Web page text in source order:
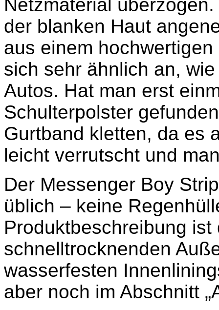
Netzmaterial
der blanken Haut
aus einem
sich sehr ähnlich an,
Autos. Hat man erst
Schulterpolster
Gurtband kletten, da es
leicht verrutscht und
Der Messenger Boy
üblich – keine
Produktbeschreibung
schnelltrocknenden
wasserfesten
aber noch im Abschnitt